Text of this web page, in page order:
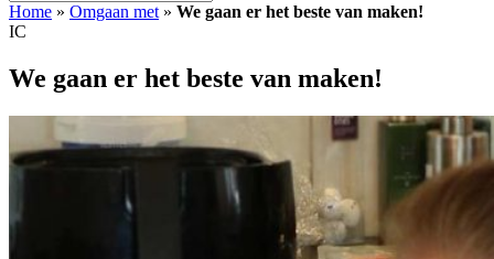
Home » Omgaan met » We gaan er het beste van maken!
IC
We gaan er het beste van maken!